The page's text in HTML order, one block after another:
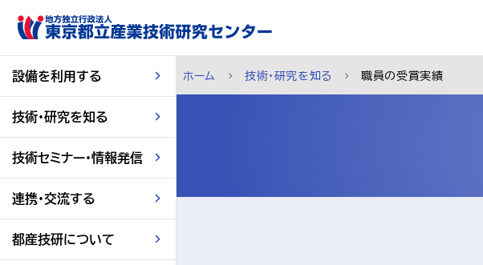
スキップして本文へ
設備を利用する
技術・研究を知る
技術セミナー・情報発信
連携・交流する
都産技研について
ホーム 技術・研究を知る 職員の受賞実績